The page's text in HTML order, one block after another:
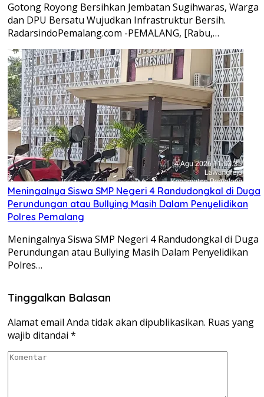
Gotong Royong Bersihkan Jembatan Sugihwaras, Warga
dan DPU Bersatu Wujudkan Infrastruktur Bersih.
RadarsindoPemalang.com -PEMALANG, [Rabu,…
Meningalnya Siswa SMP Negeri 4 Randudongkal di Duga
Perundungan atau Bullying Masih Dalam Penyelidikan
Polres Pemalang
Meningalnya Siswa SMP Negeri 4 Randudongkal di Duga
Perundungan atau Bullying Masih Dalam Penyelidikan
Polres…
Tinggalkan Balasan
Alamat email Anda tidak akan dipublikasikan. Ruas yang
wajib ditandai *